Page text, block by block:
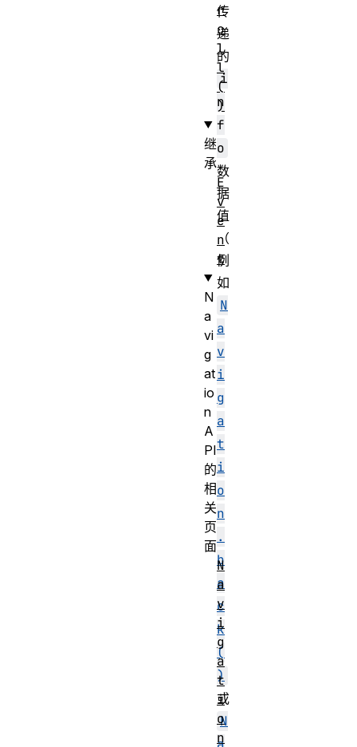
传
递
的
i
n
f
o
数
据
值
（
例
如
N
a
v
i
g
a
t
i
o
n
.
b
a
c
k
(
)
或
N
r
o
l
l
(
)
继
承
E
v
e
n
t
N
a
vi
g
at
io
n
A
PI
的
相
关
页
面
N
a
v
i
g
a
t
i
o
n